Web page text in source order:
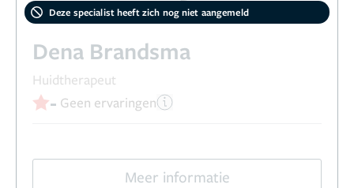
Deze specialist heeft zich nog niet aangemeld
Dena Brandsma
Huidtherapeut
- Geen ervaringen
Meer informatie